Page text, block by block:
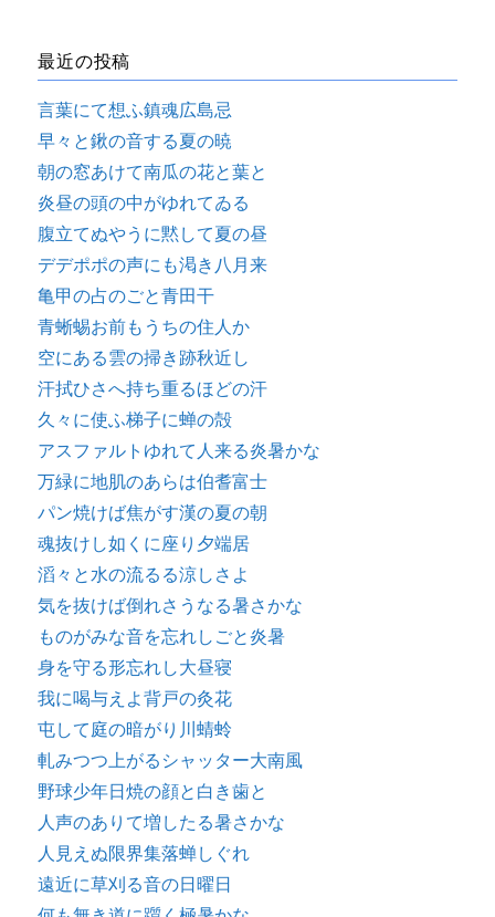
最近の投稿
言葉にて想ふ鎮魂広島忌
早々と鍬の音する夏の暁
朝の窓あけて南瓜の花と葉と
炎昼の頭の中がゆれてゐる
腹立てぬやうに黙して夏の昼
デデポポの声にも渇き八月来
亀甲の占のごと青田干
青蜥蜴お前もうちの住人か
空にある雲の掃き跡秋近し
汗拭ひさへ持ち重るほどの汗
久々に使ふ梯子に蝉の殻
アスファルトゆれて人来る炎暑かな
万緑に地肌のあらは伯耆富士
パン焼けば焦がす漢の夏の朝
魂抜けし如くに座り夕端居
滔々と水の流るる涼しさよ
気を抜けば倒れさうなる暑さかな
ものがみな音を忘れしごと炎暑
身を守る形忘れし大昼寝
我に喝与えよ背戸の灸花
屯して庭の暗がり川蜻蛉
軋みつつ上がるシャッター大南風
野球少年日焼の顔と白き歯と
人声のありて増したる暑さかな
人見えぬ限界集落蝉しぐれ
遠近に草刈る音の日曜日